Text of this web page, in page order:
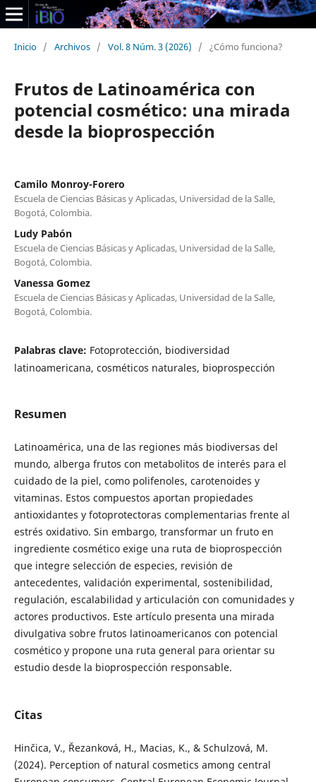
Inicio / Archivos / Vol. 8 Núm. 3 (2026) / ¿Cómo funciona?
Frutos de Latinoamérica con
potencial cosmético: una mirada
desde la bioprospección
Camilo Monroy-Forero
Escuela de Ciencias Básicas y Aplicadas, Universidad de la Salle,
Bogotá, Colombia.
Ludy Pabón
Escuela de Ciencias Básicas y Aplicadas, Universidad de la Salle,
Bogotá, Colombia.
Vanessa Gomez
Escuela de Ciencias Básicas y Aplicadas, Universidad de la Salle,
Bogotá, Colombia.
Palabras clave: Fotoprotección, biodiversidad
latinoamericana, cosméticos naturales, bioprospección
Resumen
Latinoamérica, una de las regiones más biodiversas del
mundo, alberga frutos con metabolitos de interés para el
cuidado de la piel, como polifenoles, carotenoides y
vitaminas. Estos compuestos aportan propiedades
antioxidantes y fotoprotectoras complementarias frente al
estrés oxidativo. Sin embargo, transformar un fruto en
ingrediente cosmético exige una ruta de bioprospección
que integre selección de especies, revisión de
antecedentes, validación experimental, sostenibilidad,
regulación, escalabilidad y articulación con comunidades y
actores productivos. Este artículo presenta una mirada
divulgativa sobre frutos latinoamericanos con potencial
cosmético y propone una ruta general para orientar su
estudio desde la bioprospección responsable.
Citas
Hinčica, V., Řezanková, H., Macias, K., & Schulzová, M.
(2024). Perception of natural cosmetics among central